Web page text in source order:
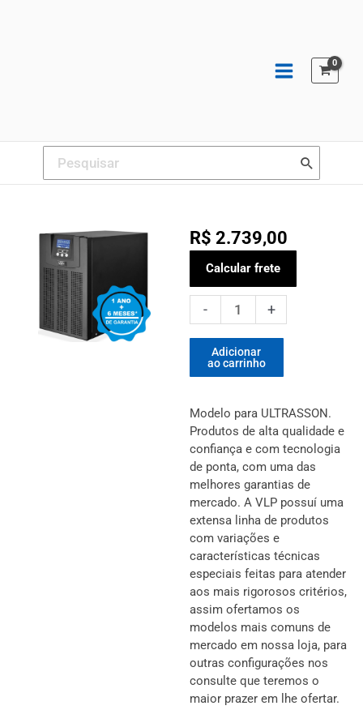
Procurar:
Modelo para ULTRASSON.
Produtos de alta qualidade e
confiança e com tecnologia
de ponta, com uma das
melhores garantias de
mercado. A VLP possuí uma
extensa linha de produtos
com variações e
características técnicas
especiais feitas para atender
aos mais rigorosos critérios,
assim ofertamos os
modelos mais comuns de
mercado em nossa loja, para
outras configurações nos
consulte que teremos o
maior prazer em lhe ofertar.
R$ 2.739,00
Calcular frete
-
Nobreak
Online
Dupla
Conversao
Senoidal
C/bateria
ULTRASSOM
quantidade
+
Adicionar
ao carrinho